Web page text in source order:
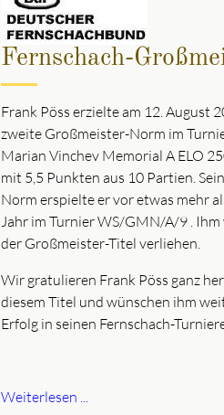
Fernschach-
Frank Pöss erzielte am 12. August
zweite Großmeister-Norm im
Marian Vinchev Memorial A ELO
mit 5,5 Punkten aus 10 Partien.
Norm erspielte er vor etwas mehr
Jahr im Turnier WS/GMN/A/9 .
der Großmeister-Titel verliehen.
Wir gratulieren Frank Pöss ganz
diesem Titel und wünschen ihm
Erfolg in seinen Fernschach-
Weiterlesen ...